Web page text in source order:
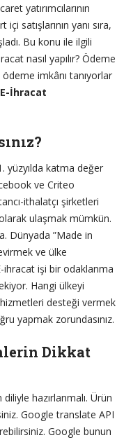
yatırımcılarının
satışlarının yanı sıra,
Bu konu ile ilgili
nasıl yapılır? Ödeme
imkânı tanıyorlar
E-İhracat
yüzyılda katma değer
ve Criteo
ithalatçı şirketleri
ulaşmak mümkün.
Dünyada ”Made in
ve ülke
ihracat işi bir odaklanma
Hangi ülkeyi
desteği vermek
yapmak zorundasınız.
Dikkat
hazırlanmalı. Ürün
Google translate API
Google bunun